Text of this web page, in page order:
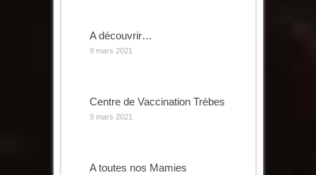
A découvrir…
9 mars 2021
Centre de Vaccination Trèbes
9 mars 2021
A toutes nos Mamies